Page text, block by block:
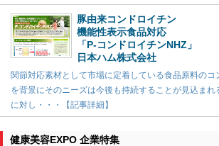
豚由来コンドロイチン
機能性表示食品対応
「P-コンドロイチンNHZ」
日本ハム株式会社
関節対応素材として市場に定着している食品原料のコ
を背景にそのニーズは今後も持続することが見込ま
に対し・・・【記事詳細】
健康美容EXPO 企業特集